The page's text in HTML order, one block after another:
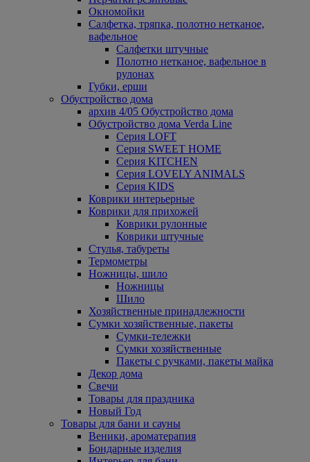
Окномойки
Салфетка, тряпка, полотно нетканое,
вафельное
Салфетки штучные
Полотно нетканое, вафельное в
рулонах
Губки, ерши
Обустройство дома
архив 4/05 Обустройство дома
Обустройство дома Verda Line
Серия LOFT
Серия SWEET HOME
Серия KITCHEN
Серия LOVELY ANIMALS
Серия KIDS
Коврики интерьерные
Коврики для прихожей
Коврики рулонные
Коврики штучные
Стулья, табуреты
Термометры
Ножницы, шило
Ножницы
Шило
Хозяйственные принадлежности
Сумки хозяйственные, пакеты
Сумки-тележки
Сумки хозяйственные
Пакеты с ручками, пакеты майка
Декор дома
Свечи
Товары для праздника
Новый Год
Товары для бани и сауны
Веники, ароматерапия
Бондарные изделия